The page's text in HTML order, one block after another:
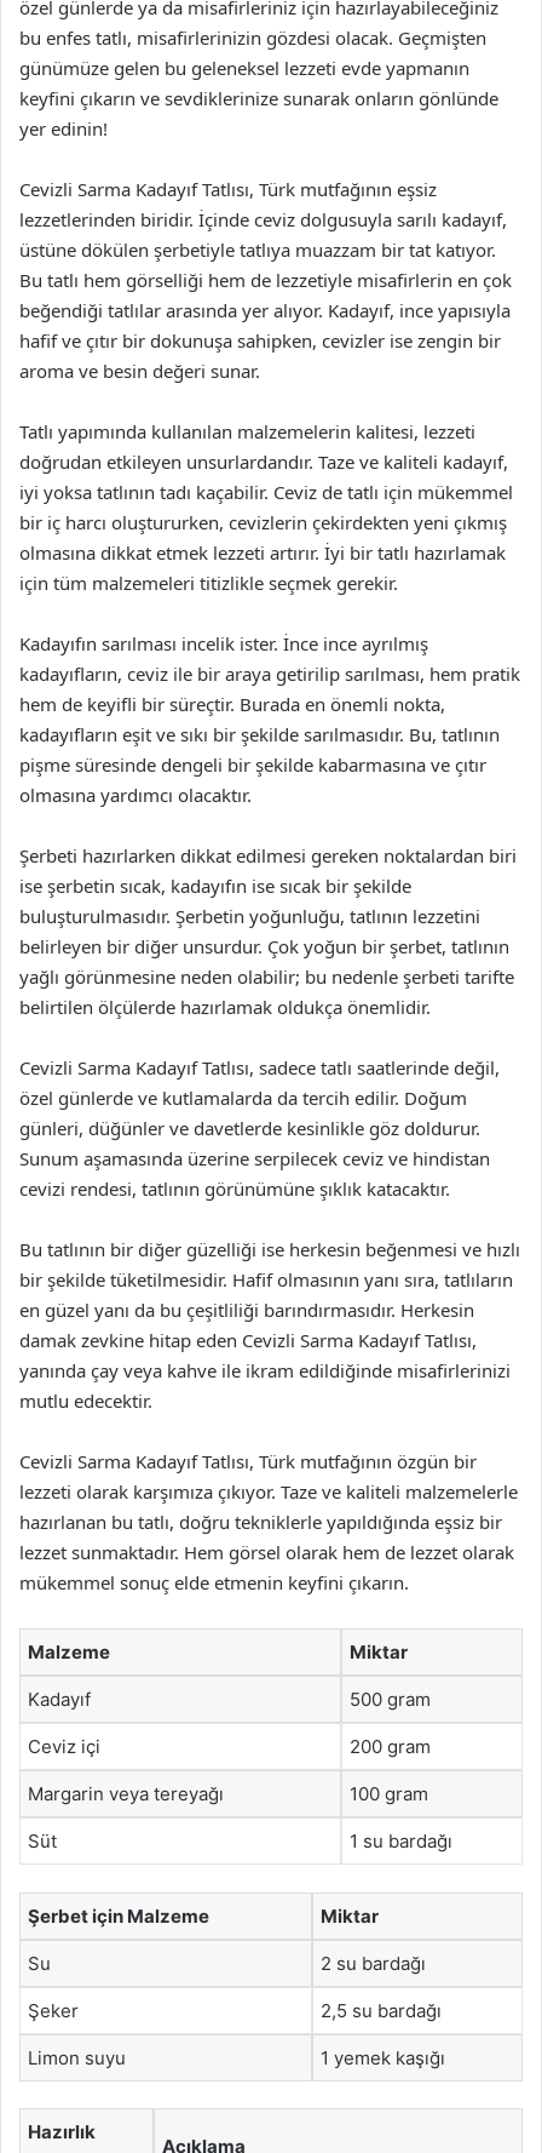
özel günlerde ya da misafirleriniz için hazırlayabileceğiniz
bu enfes tatlı, misafirlerinizin gözdesi olacak. Geçmişten
günümüze gelen bu geleneksel lezzeti evde yapmanın
keyfini çıkarın ve sevdiklerinize sunarak onların gönlünde
yer edinin!
Cevizli Sarma Kadayıf Tatlısı, Türk mutfağının eşsiz
lezzetlerinden biridir. İçinde ceviz dolgusuyla sarılı kadayıf,
üstüne dökülen şerbetiyle tatlıya muazzam bir tat katıyor.
Bu tatlı hem görselliği hem de lezzetiyle misafirlerin en çok
beğendiği tatlılar arasında yer alıyor. Kadayıf, ince yapısıyla
hafif ve çıtır bir dokunuşa sahipken, cevizler ise zengin bir
aroma ve besin değeri sunar.
Tatlı yapımında kullanılan malzemelerin kalitesi, lezzeti
doğrudan etkileyen unsurlardandır. Taze ve kaliteli kadayıf,
iyi yoksa tatlının tadı kaçabilir. Ceviz de tatlı için mükemmel
bir iç harcı oluştururken, cevizlerin çekirdekten yeni çıkmış
olmasına dikkat etmek lezzeti artırır. İyi bir tatlı hazırlamak
için tüm malzemeleri titizlikle seçmek gerekir.
Kadayıfın sarılması incelik ister. İnce ince ayrılmış
kadayıfların, ceviz ile bir araya getirilip sarılması, hem pratik
hem de keyifli bir süreçtir. Burada en önemli nokta,
kadayıfların eşit ve sıkı bir şekilde sarılmasıdır. Bu, tatlının
pişme süresinde dengeli bir şekilde kabarmasına ve çıtır
olmasına yardımcı olacaktır.
Şerbeti hazırlarken dikkat edilmesi gereken noktalardan biri
ise şerbetin sıcak, kadayıfın ise sıcak bir şekilde
buluşturulmasıdır. Şerbetin yoğunluğu, tatlının lezzetini
belirleyen bir diğer unsurdur. Çok yoğun bir şerbet, tatlının
yağlı görünmesine neden olabilir; bu nedenle şerbeti tarifte
belirtilen ölçülerde hazırlamak oldukça önemlidir.
Cevizli Sarma Kadayıf Tatlısı, sadece tatlı saatlerinde değil,
özel günlerde ve kutlamalarda da tercih edilir. Doğum
günleri, düğünler ve davetlerde kesinlikle göz doldurur.
Sunum aşamasında üzerine serpilecek ceviz ve hindistan
cevizi rendesi, tatlının görünümüne şıklık katacaktır.
Bu tatlının bir diğer güzelliği ise herkesin beğenmesi ve hızlı
bir şekilde tüketilmesidir. Hafif olmasının yanı sıra, tatlıların
en güzel yanı da bu çeşitliliği barındırmasıdır. Herkesin
damak zevkine hitap eden Cevizli Sarma Kadayıf Tatlısı,
yanında çay veya kahve ile ikram edildiğinde misafirlerinizi
mutlu edecektir.
Cevizli Sarma Kadayıf Tatlısı, Türk mutfağının özgün bir
lezzeti olarak karşımıza çıkıyor. Taze ve kaliteli malzemelerle
hazırlanan bu tatlı, doğru tekniklerle yapıldığında eşsiz bir
lezzet sunmaktadır. Hem görsel olarak hem de lezzet olarak
mükemmel sonuç elde etmenin keyfini çıkarın.
Malzeme Miktar
Kadayıf 500 gram
Ceviz içi 200 gram
Margarin veya tereyağı 100 gram
Süt 1 su bardağı
Şerbet için Malzeme Miktar
Su 2 su bardağı
Şeker 2,5 su bardağı
Limon suyu 1 yemek kaşığı
Hazırlık
Açıklama